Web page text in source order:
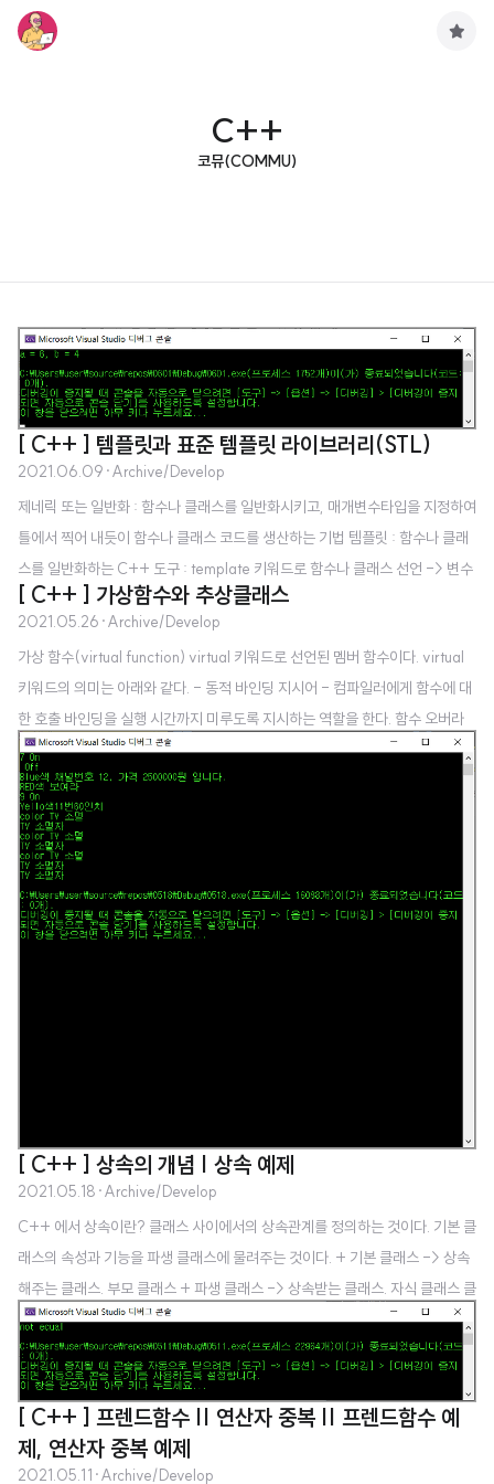
C++
코뮤(COMMU)
[ C++ ] 템플릿과 표준 템플릿 라이브러리(STL)
2021.06.09 ·Archive/Develop
제네릭 또는 일반화 : 함수나 클래스를 일반화시키고, 매개변수타입을 지정하여
틀에서 찍어 내듯이 함수나 클래스 코드를 생산하는 기법 템플릿 : 함수나 클래
스를 일반화하는 C++ 도구 : template 키워드로 함수나 클래스 선언 -> 변수
나 매개 변수의 타입만 다르고, 코드 부분이 동일한 함수를 일반화시킨다. 제네
릭 타입 : 일반화를 위한 데이터 타입 템플릿 선언 양식 template 또는 templa
te 3개의 제네릭 타입을 가진 템플릿 선언 template 템플릿 사용예시 #includ
e using namespace std; template void myswap(T& a, T& b) { T tmp;
tmp = a; a = b; b = tmp; } int main() { int a = 4, b = 6..
[ C++ ] 가상함수와 추상클래스
2021.05.26 ·Archive/Develop
가상 함수(virtual function) virtual 키워드로 선언된 멤버 함수이다. virtual
키워드의 의미는 아래와 같다. - 동적 바인딩 지시어 - 컴파일러에게 함수에 대
한 호출 바인딩을 실행 시간까지 미루도록 지시하는 역할을 한다. 함수 오버라
이딩(function overriding) 파생 클래스에서 기본 클래스의 가상 함수와 동일
한 이름의 함수 선언 - 기본 클래스의 가상함수의 존재감을 상실시킨다. - 파생
클래스에서 오버라이딩한 함수가 호출되도록 동적 바인딩 - 함수 재정의라고도
부른다. - 다형성의 한 종류이다. 오버로딩 : 같은 클래스 내에서 이름이 같은
것. 추상 클래스 추상 클래스를 얘기하기 전에, 순수 가상함수를 먼저 설명해보
겠다. 순수 가상 함수 함수의 코드가 없고, 선언만 ..
[ C++ ] 상속의 개념 | 상속 예제
2021.05.18 ·Archive/Develop
C++ 에서 상속이란? 클래스 사이에서의 상속관계를 정의하는 것이다. 기본 클
래스의 속성과 기능을 파생 클래스에 물려주는 것이다. + 기본 클래스 -> 상속
해주는 클래스. 부모 클래스 + 파생 클래스 -> 상속받는 클래스. 자식 클래스 클
래스를 상속하게 되면 얻는 이점 1. 클래스 간결하게 작성 2. 클래스 간의 계층적
분류 및 관리 용이 상속관계의 생성자와 소멸자 실행 질문 1: 파생 클래스의 객
체가 새엇ㅇ될 때 파생 클래스의 생성자와 기본 클래스의 생성자가 모두 실행되
나요? 답 1: 네 둘 다 실행됩니다. 질문 2: 파생 클래스의 생성자와 기본 클래스
생성자 중 어떤 생성자가 먼저 실행되나요? 답 2: 기본 클래스의 생성자가 먼저
실행됩니다. #include using namespace std; cl..
[ C++ ] 프렌드함수 || 연산자 중복 || 프렌드함수 예
제, 연산자 중복 예제
2021.05.11 ·Archive/Develop
구